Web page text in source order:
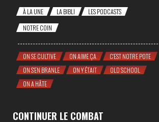
À LA UNE LA BIBLI
LES PODCASTS
NOTRE COIN
ON SE CULTIVE ON AIME ÇA
C'EST NOTRE POTE
ON S'EN BRANLE
ON Y ÉTAIT
OLD SCHOOL
ON A HÂTE
CONTINUER LE COMBAT